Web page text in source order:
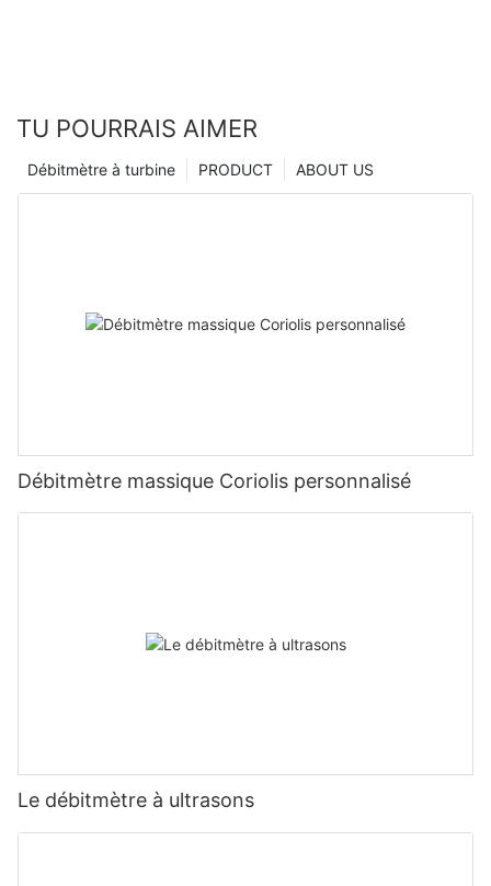
TU POURRAIS AIMER
ABOUT US
PRODUCT
Débitmètre à turbine
Débitmètre massique Coriolis personnalisé
Le débitmètre à ultrasons